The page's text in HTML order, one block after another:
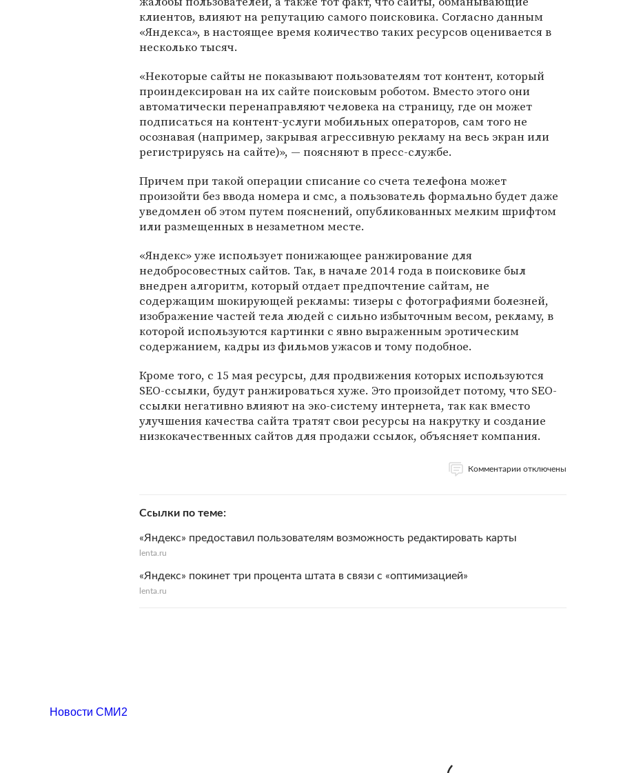
клиентов, влияют на репутацию самого поисковика. Согласно данным
«Яндекса», в настоящее время количество таких ресурсов оценивается в
несколько тысяч.
«Некоторые сайты не показывают пользователям тот контент, который
проиндексирован на их сайте поисковым роботом. Вместо этого они
автоматически перенаправляют человека на страницу, где он может
подписаться на контент-услуги мобильных операторов, сам того не
осознавая (например, закрывая агрессивную рекламу на весь экран или
регистрируясь на сайте)», — поясняют в пресс-службе.
Причем при такой операции списание со счета телефона может
произойти без ввода номера и смс, а пользователь формально будет даже
уведомлен об этом путем пояснений, опубликованных мелким шрифтом
или размещенных в незаметном месте.
«Яндекс» уже использует понижающее ранжирование для
недобросовестных сайтов. Так, в начале 2014 года в поисковике был
внедрен алгоритм, который отдает предпочтение сайтам, не
содержащим шокирующей рекламы: тизеры с фотографиями болезней,
изображение частей тела людей с сильно избыточным весом, рекламу, в
которой используются картинки с явно выраженным эротическим
содержанием, кадры из фильмов ужасов и тому подобное.
Кроме того, с 15 мая ресурсы, для продвижения которых используются
SEO-ссылки, будут ранжироваться хуже. Это произойдет потому, что SEO-
ссылки негативно влияют на эко-систему интернета, так как вместо
улучшения качества сайта тратят свои ресурсы на накрутку и создание
низкокачественных сайтов для продажи ссылок, объясняет компания.
Комментарии отключены
Ссылки по теме
«Яндекс» предоставил пользователям возможность редактировать карты
lenta.ru
«Яндекс» покинет три процента штата в связи с «оптимизацией»
lenta.ru
Новости СМИ2